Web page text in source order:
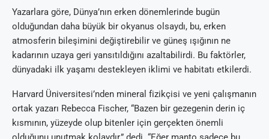
Yazarlara göre, Dünya’nın erken dönemlerinde bugün
olduğundan daha büyük bir okyanus olsaydı, bu, erken
atmosferin bileşimini değiştirebilir ve güneş ışığının ne
kadarının uzaya geri yansıtıldığını azaltabilirdi. Bu faktörler,
dünyadaki ilk yaşamı destekleyen iklimi ve habitatı etkilerdi.
Harvard Üniversitesi’nden mineral fizikçisi ve yeni çalışmanın
ortak yazarı Rebecca Fischer, “Bazen bir gezegenin derin iç
kısmının, yüzeyde olup bitenler için gerçekten önemli